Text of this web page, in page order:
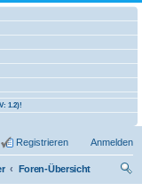
1.2)!
Anmelden
Registrieren
Foren-Übersicht